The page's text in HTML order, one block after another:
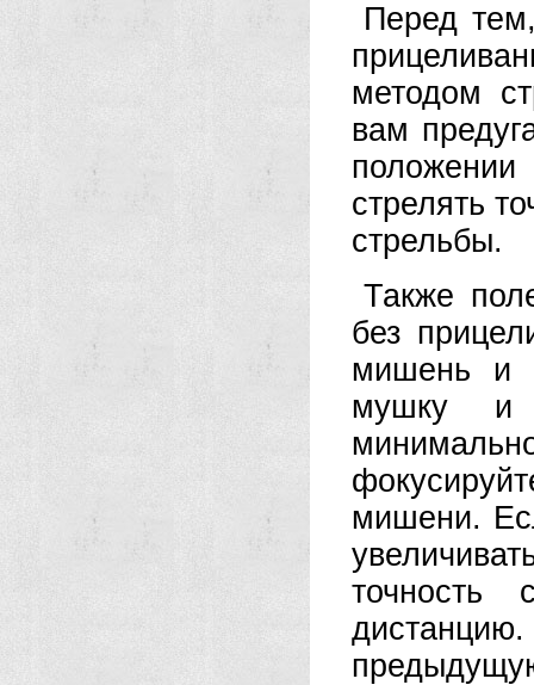
Перед
методом
вам
стрелять
стрельбы.
Также
без
мишень и
мушку и
мишени.
точность
дистанцию.